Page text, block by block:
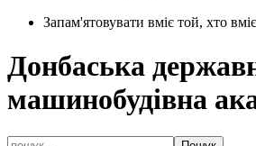
Запам'ятовувати вміє той, хто
Донбаська
машинобудівна